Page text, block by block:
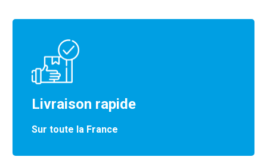
Livraison rapide
Sur toute la France